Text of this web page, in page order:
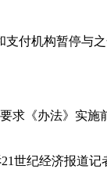
付机构暂停与
求《办法》实施
纪经济报道记